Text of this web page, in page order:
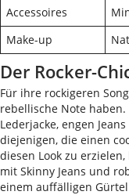
Accessoires
Make-up
Der Rocker-
Für ihre rockigeren
rebellische Note
Lederjacke, engen
diejenigen, die einen
diesen Look zu
mit Skinny Jeans und
einem auffälligen